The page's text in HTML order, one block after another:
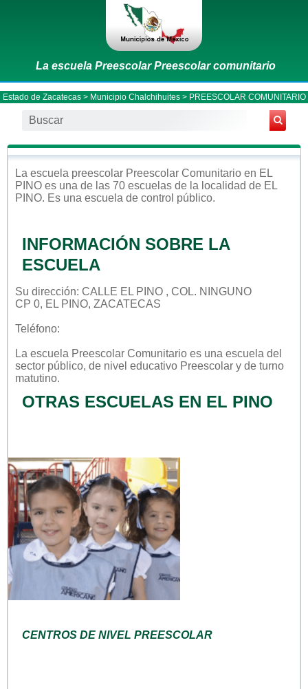
La escuela Preescolar Preescolar comunitario
Estado de Zacatecas> Municipio Chalchihuites> PREESCOLAR COMUNITARIO
La escuela preescolar Preescolar Comunitario en EL
PINO es una de las 70 escuelas de la localidad de EL
PINO. Es una escuela de control público.
INFORMACIÓN SOBRE LA
ESCUELA
Su dirección: CALLE EL PINO , COL. NINGUNO
CP 0, EL PINO, ZACATECAS
Teléfono:
La escuela Preescolar Comunitario es una escuela del
sector público, de nivel educativo Preescolar y de turno
matutino.
OTRAS ESCUELAS EN EL PINO
CENTROS DE NIVEL PREESCOLAR